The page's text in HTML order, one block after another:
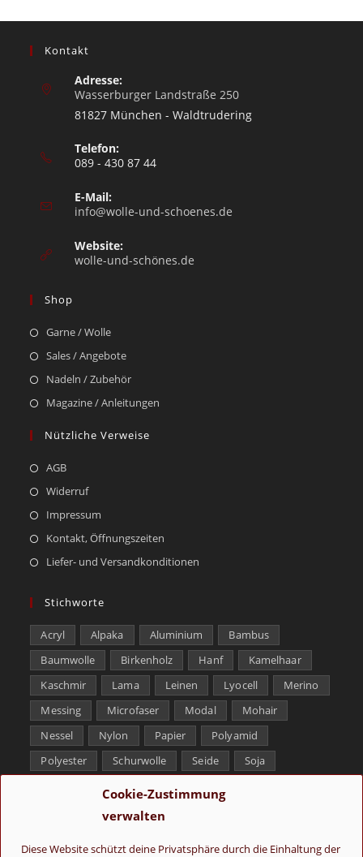
Cookie-Zustimmung
verwalten
Diese Website schützt deine Privatsphäre durch die Einhaltung der
Kontakt
Adresse:
Wasserburger Landstraße 250
81827 München - Waldtrudering
Telefon:
089 - 430 87 44
E-Mail:
info@wolle-und-schoenes.de
Website:
wolle-und-schönes.de
Shop
Garne / Wolle
Sales / Angebote
Nadeln / Zubehör
Magazine / Anleitungen
Nützliche Verweise
AGB
Widerruf
Impressum
Kontakt, Öffnungszeiten
Liefer- und Versandkonditionen
Stichworte
Acryl Alpaka Aluminium
Bambus
Baumwolle
Birkenholz Hanf
Kamelhaar
Kaschmir
Lama Leinen Lyocell
Merino
Messing
Microfaser Modal
Mohair
Nessel
Nylon Papier
Polyamid
Polyester
Schurwolle Seide
Soja
Tencel
Yak
Folge uns